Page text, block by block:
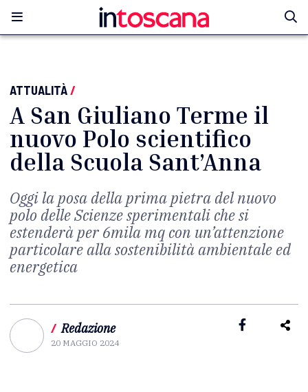
ATTUALITÀ/
A San Giuliano Terme il
nuovo Polo scientifico
della Scuola Sant’Anna
Oggi la posa della prima pietra del nuovo
polo delle Scienze sperimentali che si
estenderà per 6mila mq con un’attenzione
particolare alla sostenibilità ambientale ed
energetica
/ Redazione
20 MAGGIO 2024